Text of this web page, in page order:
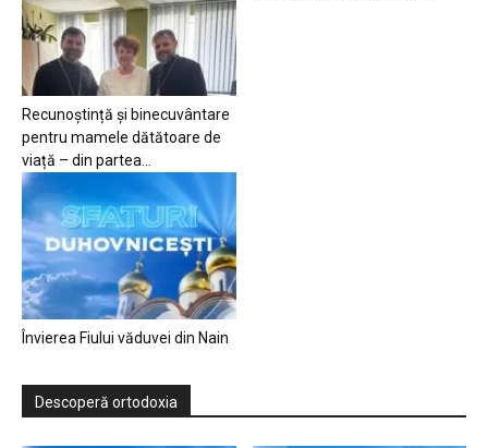
Recunoștință și binecuvântare
pentru mamele dătătoare de
viață – din partea...
Învierea Fiului văduvei din Nain
Descoperă ortodoxia